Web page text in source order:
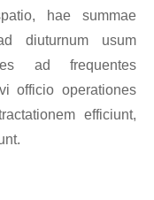
hae summae
diuturnum usum
ad frequentes
officio operationes
efficiunt,